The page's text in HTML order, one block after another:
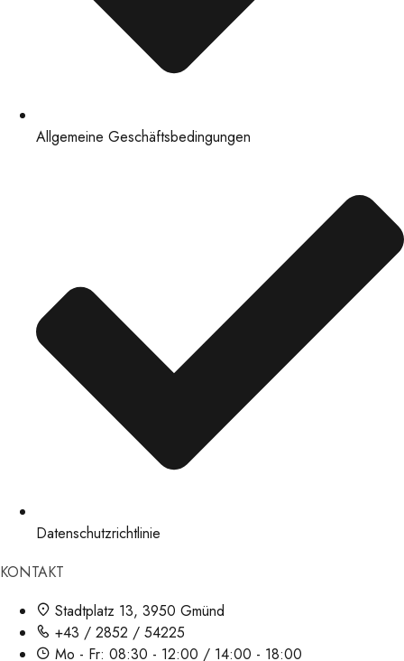
Allgemeine Geschäftsbedingungen
Datenschutzrichtlinie
KONTAKT
Stadtplatz 13, 3950 Gmünd
+43 / 2852 / 54225
Mo - Fr: 08:30 - 12:00 / 14:00 - 18:00